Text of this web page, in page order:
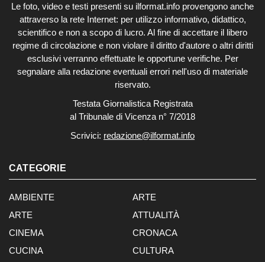
Le foto, video e testi presenti su ilformat.info provengono anche
attraverso la rete Internet: per utilizzo informativo, didattico,
scientifico e non a scopo di lucro. Al fine di accettare il libero
regime di circolazione e non violare il diritto d'autore o altri diritti
esclusivi verranno effettuate le opportune verifiche. Per
segnalare alla redazione eventuali errori nell'uso di materiale
riservato.
Testata Giornalistica Registrata
al Tribunale di Vicenza n° 7/2018
Scrivici: redazione@ilformat.info
CATEGORIE
AMBIENTE
ARTE
ARTE
ATTUALITÀ
CINEMA
CRONACA
CUCINA
CULTURA